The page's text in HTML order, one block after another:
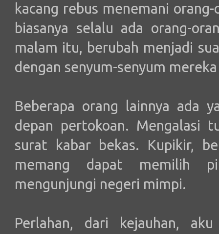
kacang rebus menemani
biasanya selalu ada orang-
malam itu, berubah menjadi
dengan senyum-senyum
Beberapa orang lainnya ada
depan pertokoan. Mengalasi
surat kabar bekas. Kupikir,
memang dapat memilih
mengunjungi negeri mimpi.
Perlahan, dari kejauhan,